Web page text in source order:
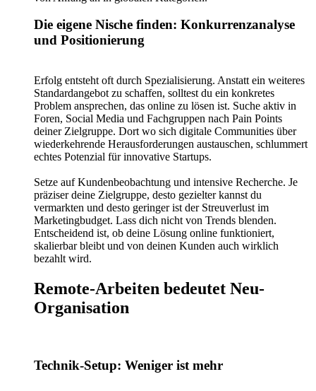
Die eigene Nische finden: Konkurrenzanalyse
und Positionierung
Erfolg entsteht oft durch Spezialisierung. Anstatt ein weiteres
Standardangebot zu schaffen, solltest du ein konkretes
Problem ansprechen, das online zu lösen ist. Suche aktiv in
Foren, Social Media und Fachgruppen nach Pain Points
deiner Zielgruppe. Dort wo sich digitale Communities über
wiederkehrende Herausforderungen austauschen, schlummert
echtes Potenzial für innovative Startups.
Setze auf Kundenbeobachtung und intensive Recherche. Je
präziser deine Zielgruppe, desto gezielter kannst du
vermarkten und desto geringer ist der Streuverlust im
Marketingbudget. Lass dich nicht von Trends blenden.
Entscheidend ist, ob deine Lösung online funktioniert,
skalierbar bleibt und von deinen Kunden auch wirklich
bezahlt wird.
Remote-Arbeiten bedeutet Neu-
Organisation
Technik-Setup: Weniger ist mehr